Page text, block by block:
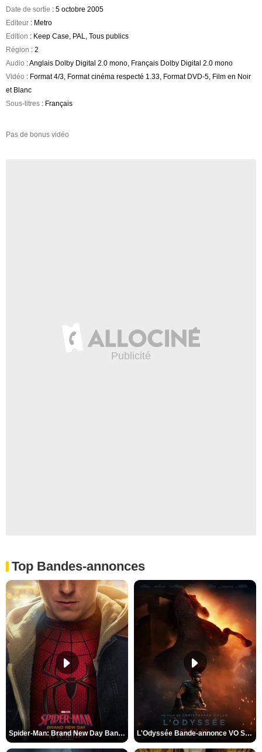
Date de sortie : 5 octobre 2005
Editeur : Metro
Edition : Keep Case, PAL, Tous publics
Région : 2
Audio : Anglais Dolby Digital 2.0 mono, Français Dolby Digital 2.0 mono
Vidéo : Format 4/3, Format cinéma respecté 1.33, Format DVD-5, Film en Noir
et Blanc
Sous-titres : Français
Pas de bonus vidéo
Top Bandes-annonces
Spider-Man: Brand New Day Bande-annonce VO STFR L'Odyssée Bande-annonce VO STFR